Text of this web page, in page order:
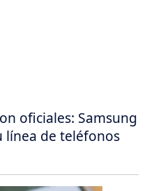
oficiales: Samsung
línea de teléfonos